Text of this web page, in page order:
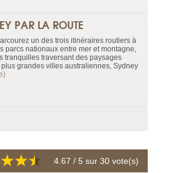
PAR LA ROUTE
un des trois itinéraires routiers à
parcs nationaux entre mer et montagne,
tranquilles traversant des paysages
grandes villes australiennes, Sydney
4.67 / 5 sur 30 vote(s)